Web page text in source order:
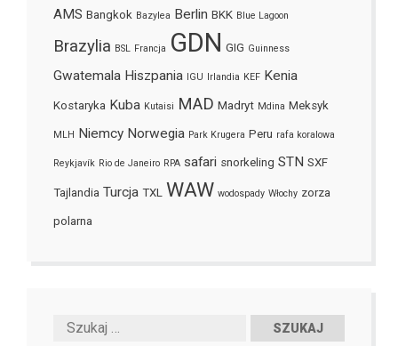
AMS Bangkok Bazylea Berlin BKK Blue Lagoon
Brazylia BSL Francja GDN GIG Guinness
Gwatemala Hiszpania IGU Irlandia KEF Kenia
Kostaryka Kuba Kutaisi MAD Madryt Mdina Meksyk
MLH Niemcy Norwegia Park Krugera Peru rafa koralowa
Reykjavík Rio de Janeiro RPA safari snorkeling STN SXF
Tajlandia Turcja TXL WAW wodospady Włochy zorza
polarna